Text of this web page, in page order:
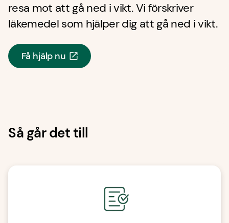
resa mot att gå ned i vikt. Vi förskriver
läkemedel som hjälper dig att gå ned i vikt.
Få hjälp nu
Så går det till